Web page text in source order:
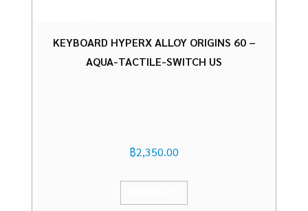
KEYBOARD HYPERX ALLOY ORIGINS 60 –
AQUA-TACTILE-SWITCH US
฿2,350.00